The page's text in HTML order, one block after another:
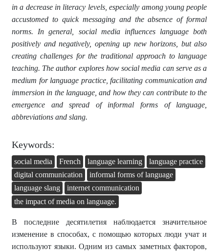
in a decrease in literacy levels, especially among young people
accustomed to quick messaging and the absence of formal
norms. In general, social media influences language both
positively and negatively, opening up new horizons, but also
creating challenges for the traditional approach to language
teaching. The author explores how social media can serve as a
medium for language practice, facilitating communication and
immersion in the language, and how they can contribute to the
emergence and spread of informal forms of language,
abbreviations and slang.
Keywords:
social media French language learning
language practice
digital communication
informal forms of language
language slang
internet communication
the impact of media on language.
В последние десятилетия наблюдается значительное
изменение в способах, с помощью которых люди учат и
используют языки. Одним из самых заметных факторов,